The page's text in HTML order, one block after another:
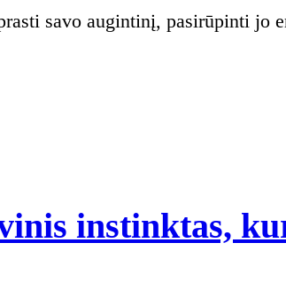
savo augintinį, pasirūpinti jo
instinktas,